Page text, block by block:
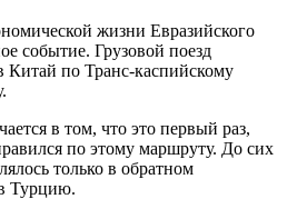
жизни Евразийского
событие. Грузовой поезд
Китай по Транс-каспийскому
в том, что это первый раз,
по этому маршруту. До сих
только в обратном
Турцию.